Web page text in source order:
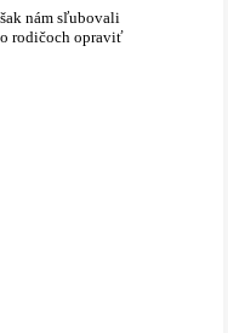
nám sľubovali
rodičoch opraviť